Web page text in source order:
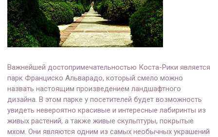
Важнейшей достопримечательностью Коста-Рики является
парк Франциско Альварадо, который смело можно
назвать настоящим произведением ландшафтного
дизайна. В этом парке у посетителей будет возможность
увидеть невероятно красивые и интересные лабиринты из
живых растений, а также живые скульптуры, покрытые
мхом. Они являются одним из самых необычных украшений